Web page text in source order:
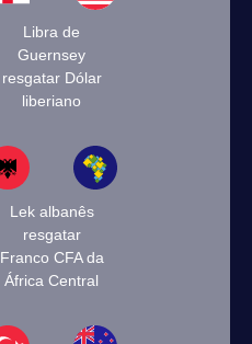
Libra de
Guernsey
resgatar Dólar
liberiano
Lek albanês
resgatar
Franco CFA da
África Central